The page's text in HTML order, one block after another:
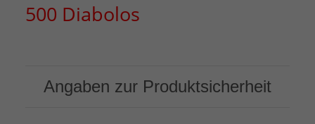
500 Diabolos
Angaben zur Produktsicherheit